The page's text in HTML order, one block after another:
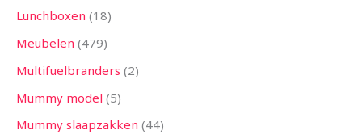
Lunchboxen 18
Meubelen 479
Multifuelbranders 2
Mummy model 5
Mummy slaapzakken 44